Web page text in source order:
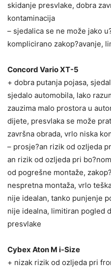
skidanje presvlake, dobra
kontaminacija
– sjedalica se ne može jako
komplicirano zakop?avanje,
Concord Vario XT-5
+ dobra putanja pojasa,
sjedalo automobila, lako
zauzima malo prostora u
dijete, presvlaka se može
završna obrada, vrlo niska
– prosje?an rizik od ozljeda
an rizik od ozljeda pri
od pogrešne montaže,
nespretna montaža, vrlo
nije idealan, tanko punjenje
nije idealna, limitiran pogled
presvlake
Cybex Aton M i-Size
+ nizak rizik od ozljeda pri